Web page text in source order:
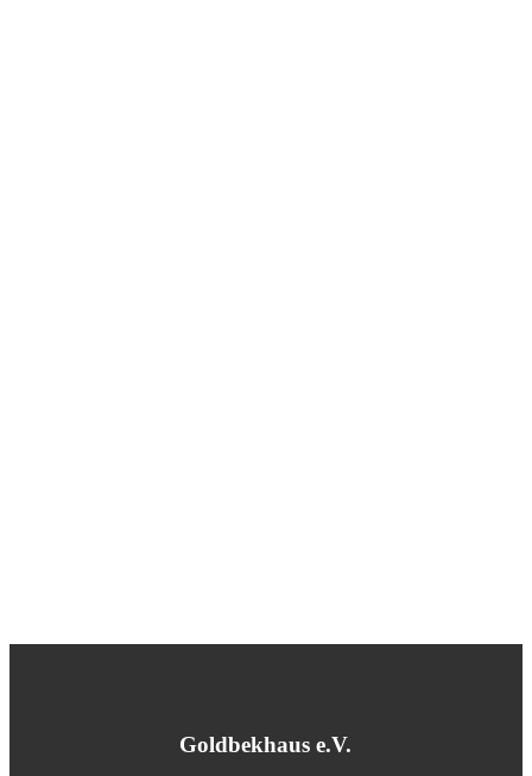
Goldbekhaus e.V.